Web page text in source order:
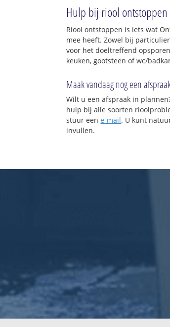
Hulp bij riool
Riool ontstoppen is iets wat
mee heeft. Zowel bij
voor het doeltreffend
keuken, gootsteen of wc/
Maak vandaag nog een
Wilt u een afspraak in
hulp bij alle soorten
stuur eene-mail. U kunt
invullen.